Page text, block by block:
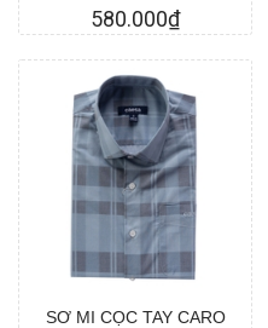
580.000₫
Chọn hàng
SƠ MI CỌC TAY CARO